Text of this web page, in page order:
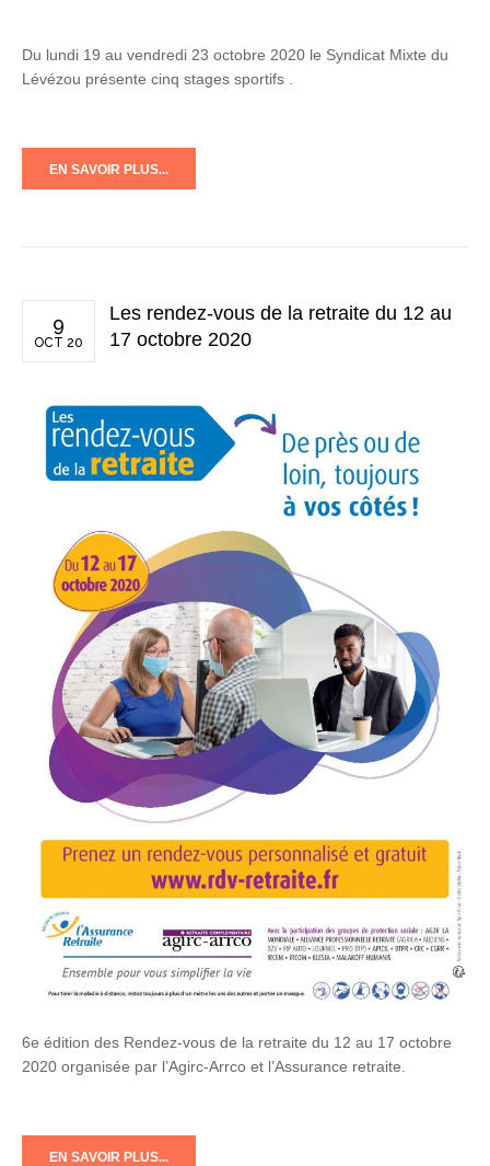
Du lundi 19 au vendredi 23 octobre 2020 le Syndicat Mixte du
Lévézou présente cinq stages sportifs .
EN SAVOIR PLUS...
9
OCT 20
Les rendez-vous de la retraite du 12 au
17 octobre 2020
6e édition des Rendez-vous de la retraite du 12 au 17 octobre
2020 organisée par l’Agirc-Arrco et l’Assurance retraite.
EN SAVOIR PLUS...